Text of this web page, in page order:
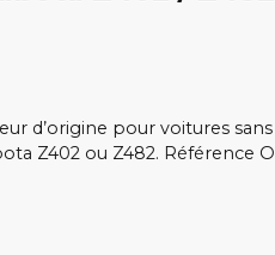
d’origine pour voitures
Z402 ou Z482. Référence